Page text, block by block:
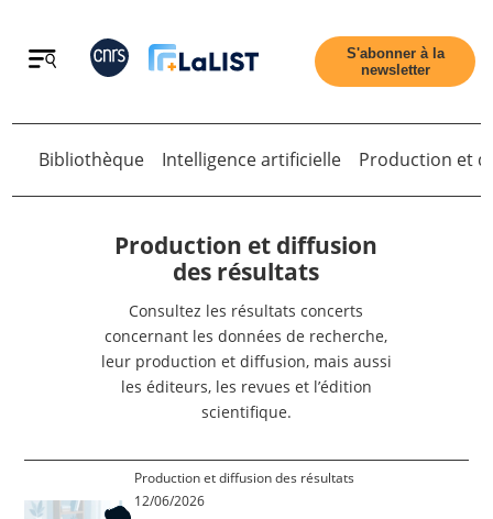
Retour
Tous les articles
Contact
S'abonner à la
newsletter
Retour
Bibliothèque Intelligence artificielle Production et
Production et diffusion
des résultats
Consultez les résultats concerts
concernant les données de recherche,
leur production et diffusion, mais aussi
les éditeurs, les revues et l’édition
scientifique.
Production et diffusion des résultats
12/06/2026